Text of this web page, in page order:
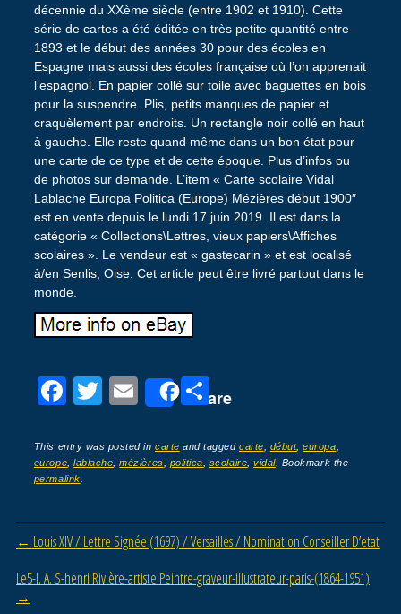
décennie du XXème siècle (entre 1902 et 1910). Cette
série de cartes a été éditée en très petite quantité entre
1893 et le début des années 30 pour des écoles en
Espagne mais aussi des écoles française où l’on apprenait
l’espagnol. En papier collé sur toile avec baguettes en bois
pour la suspendre. Plis, petits manques de papier et
craquèlement par endroits. Un rectangle noir collé en haut
à gauche. Elle reste quand même dans un bon état pour
une carte de ce type et de cette époque. Plus d’infos ou
de photos sur demande. L’item « Carte scolaire Vidal
Lablache Europa Politica (Europe) Mézières début 1900″
est en vente depuis le lundi 17 juin 2019. Il est dans la
catégorie « Collections\Lettres, vieux papiers\Affiches
scolaires ». Le vendeur est « gastecarin » et est localisé
à/en Senlis, Oise. Cet article peut être livré partout dans le
monde.
F
c
e
o
k
T
tt
er
E
ail
Share
P
ta
g
This entry was posted incarte and tagged carte début,europa
europe ,lablache ,mézières politica scolaire ,vidal. Bookmark the
permalink
Post navigation
← Louis XIV / Lettre Signée (1697) / Versailles / Nomination Conseiller D’etat
Le5-l. A. S-henri Rivière-artiste Peintre-graveur-illustrateur-paris-(1864-1951)
→